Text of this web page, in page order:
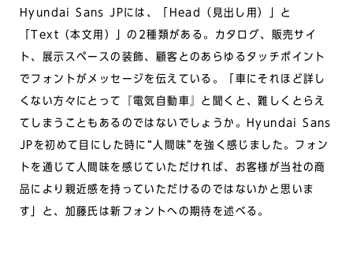
Hyundai Sans JPには、「Head（見出し用）」と
「Text（本文用）」の2種類がある。カタログ、販売サイ
ト、展示スペースの装飾、顧客とのあらゆるタッチポイント
でフォントがメッセージを伝えている。「車にそれほど詳し
くない方々にとって『電気自動車』と聞くと、難しくとらえ
てしまうこともあるのではないでしょうか。Hyundai Sans
JPを初めて目にした時に“人間味”を強く感じました。フォン
トを通じて人間味を感じていただければ、お客様が当社の商
品により親近感を持っていただけるのではないかと思いま
す」と、加藤氏は新フォントへの期待を述べる。